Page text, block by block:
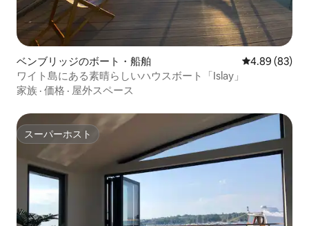
ベンブリッジのボート・船舶 レビュー83
4.89 (83)
ワイト島にある素晴らしいハウスボート「Islay」
家族 · 価格 · 屋外スペース
スーパーホスト
スーパーホスト